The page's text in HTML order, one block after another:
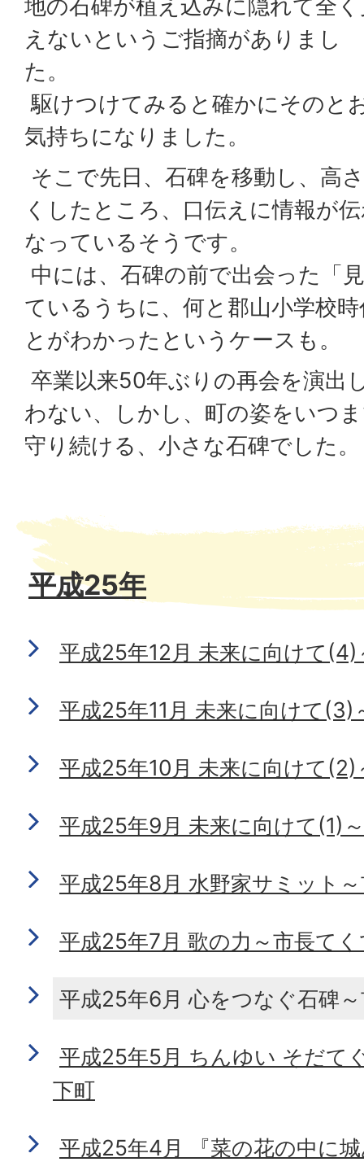
地の石碑が植え込みに隠れて全
えないというご指摘がありまし
た。
駆けつけてみると確かにそのと
気持ちになりました。
そこで先日、石碑を移動し、高
くしたところ、口伝えに情報が
なっているそうです。
中には、石碑の前で出会った「
ているうちに、何と郡山小学校
とがわかったというケースも。
卒業以来50年ぶりの再会を演出
わない、しかし、町の姿をいつ
守り続ける、小さな石碑でした。
平成25年
平成25年12月 未来に向けて
平成25年11月 未来に向けて(3)
平成25年10月 未来に向けて
平成25年9月 未来に向けて(1)
平成25年8月 水野家サミット
平成25年7月 歌の力～市長て
平成25年6月 心をつなぐ石碑
平成25年5月 ちんゆい そだて
下町
平成25年4月 『菜の花の中に